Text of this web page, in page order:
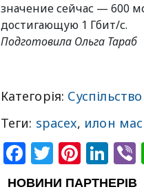
значение сейчас — 600
достигающую 1 Гбит/с.
Подготовила Ольга Тараб
Категорія: Суспільство
Теги: spacex, илон
Facebook
Twitter